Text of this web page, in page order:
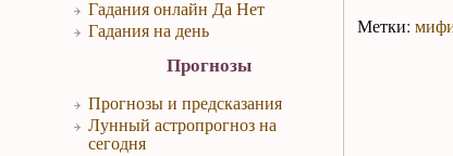
Гадания онлайн Да Нет
Гадания на день
Прогнозы
Прогнозы и предсказания
Лунный астропрогноз на
сегодня
Метки: